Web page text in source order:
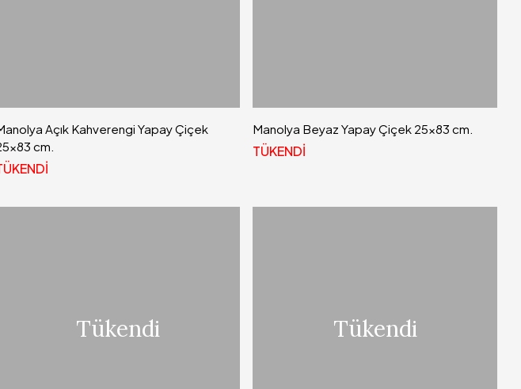
Açık Kahverengi Yapay Çiçek
cm.
Manolya Beyaz Yapay Çiçek 25x83 cm.
TÜKENDİ
Tükendi Tükendi